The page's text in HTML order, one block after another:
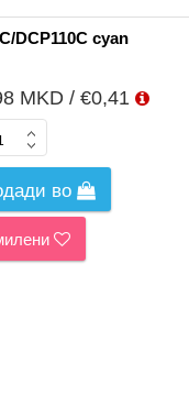
DCP110C cyan
MKD / €0,41
во